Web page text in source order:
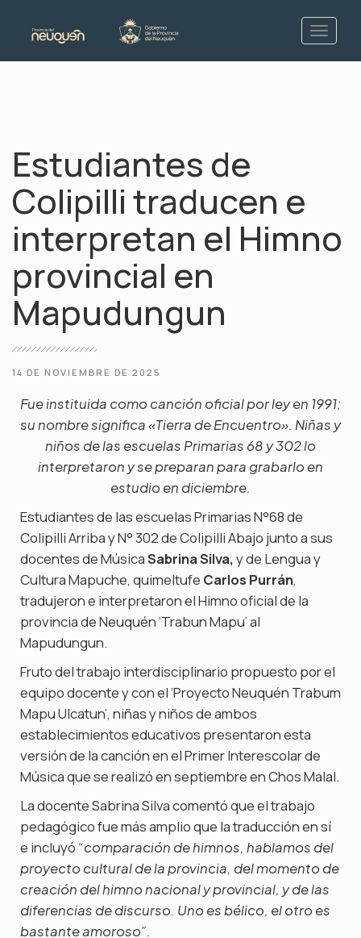
Estudiantes de
Colipilli traducen e
interpretan el Himno
provincial en
Mapudungun
14 DE NOVIEMBRE DE 2025
Fue instituida como canción oficial por ley en 1991;
su nombre significa «Tierra de Encuentro». Niñas y
niños de las escuelas Primarias 68 y 302 lo
interpretaron y se preparan para grabarlo en
estudio en diciembre.
Estudiantes de las escuelas Primarias N°68 de
Colipilli Arriba y N° 302 de Colipilli Abajo junto a sus
docentes de MúsicaSabrina Silva,y de Lengua y
Cultura Mapuche, quimeltufe Carlos Purrán,
tradujeron e interpretaron el Himno oficial de la
provincia de Neuquén ‘Trabun Mapu’ al
Mapudungun.
Fruto del trabajo interdisciplinario propuesto por el
equipo docente y con el ‘Proyecto Neuquén Trabum
Mapu Ulcatun’, niñas y niños de ambos
establecimientos educativos presentaron esta
versión de la canción en el Primer Interescolar de
Música que se realizó en septiembre en Chos Malal.
La docente Sabrina Silva comentó que el trabajo
pedagógico fue más amplio que la traducción en sí
e incluyó “comparación de himnos, hablamos del
proyecto cultural de la provincia, del momento de
creación del himno nacional y provincial, y de las
diferencias de discurso. Uno es bélico, el otro es
bastante amoroso”.